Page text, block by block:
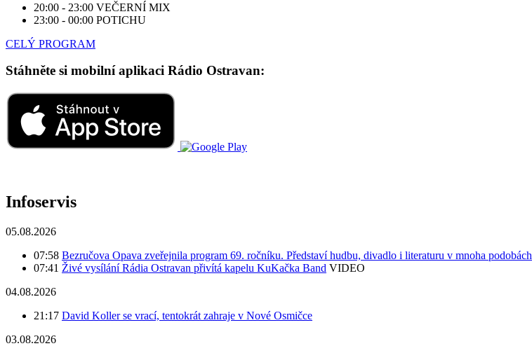
20:00 - 23:00 VEČERNÍ MIX
23:00 - 00:00 POTICHU
CELÝ PROGRAM
Stáhněte si mobilní aplikaci Rádio Ostravan:
Infoservis
05.08.2026
07:58 Bezručova Opava zveřejnila program 69. ročníku. Představí hudbu, divadlo i literaturu v mnoha podobách
07:41 Živé vysílání Rádia Ostravan přivítá kapelu KuKačka Band VIDEO
04.08.2026
21:17 David Koller se vrací, tentokrát zahraje v Nové Osmičce
03.08.2026